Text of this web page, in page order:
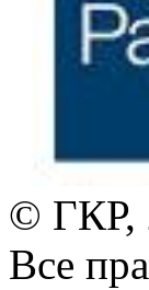
© ГКР,
Все